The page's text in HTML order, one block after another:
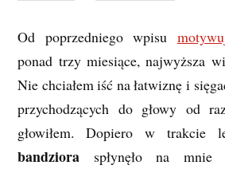
Od poprzedniego wpisu
ponad trzy miesiące, najwyższa
Nie chciałem iść na łatwiznę i
przychodzących do głowy od
głowiłem. Dopiero w trakcie
bandziora spłynęło na mnie